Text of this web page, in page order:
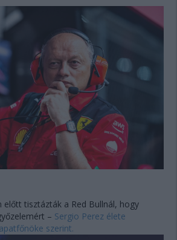
előtt tisztázták a Red Bullnál, hogy
– Sergio Perez élete
szerint.